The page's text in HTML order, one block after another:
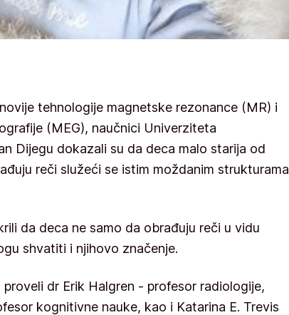
tehnologije magnetske rezonance (MR) i
(MEG), naučnici Univerziteta
Dijegu dokazali su da deca malo starija od
reči služeći se istim moždanim strukturama
da deca ne samo da obrađuju reči u vidu
shvatiti i njihovo značenje.
proveli dr Erik Halgren - profesor radiologije,
kognitivne nauke, kao i Katarina E. Trevis